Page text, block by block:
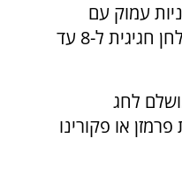
עמוק עם
זעפרן ונתחי דג לבן מעושן, במנת מרכז שולחן חגיגית ל-8 עד
לחג
או פקורינו